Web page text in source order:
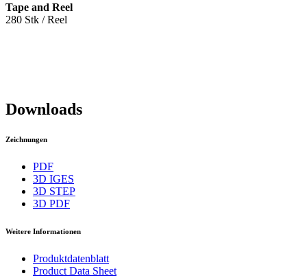
Tape and Reel
280 Stk / Reel
Downloads
Zeichnungen
PDF
3D IGES
3D STEP
3D PDF
Weitere Informationen
Produktdatenblatt
Product Data Sheet